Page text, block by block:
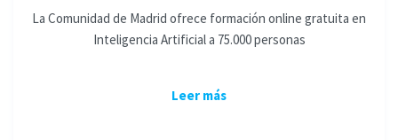
La Comunidad de Madrid ofrece formación online gratuita en
Inteligencia Artificial a 75.000 personas
Leer más